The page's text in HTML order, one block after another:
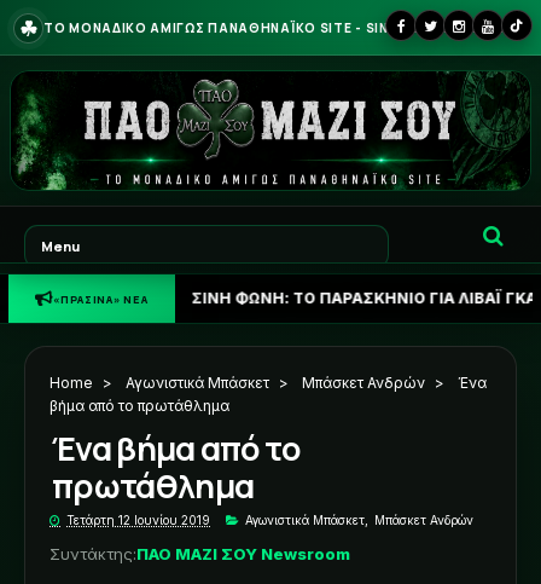
☘ ΤΟ ΜΟΝΑΔΙΚΟ ΑΜΙΓΩΣ ΠΑΝΑΘΗΝΑΪΚΟ SITE - SINCE 2013
«ΠΡΑΣΙΝΑ» ΝΕΑ
ΠΡΑΣΙΝΗ ΦΩΝΗ: ΤΟ ΠΑΡΑΣΚΗΝΙΟ ΓΙΑ ΛΙΒΑΪ ΓΚΑΡΣΙΑ ΚΑΙ ΤΟ
Home > Αγωνιστικά Μπάσκετ > Μπάσκετ Ανδρών >
Ένα
βήμα από το πρωτάθλημα
Ένα βήμα από το
πρωτάθλημα
Τετάρτη 12 Ιουνίου 2019 Αγωνιστικά Μπάσκετ Μπάσκετ Ανδρών
Συντάκτης:ΠΑΟ ΜΑΖΙ ΣΟΥ Newsroom